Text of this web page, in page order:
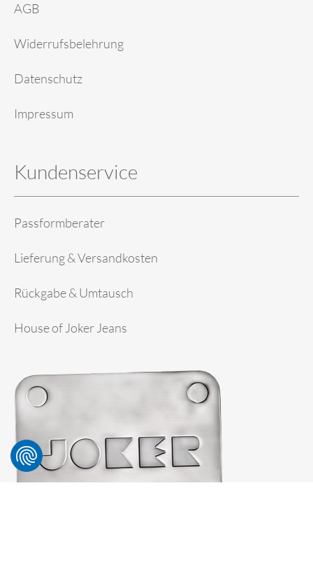
AGB
Widerrufsbelehrung
Datenschutz
Impressum
Kundenservice
Passformberater
Lieferung & Versandkosten
Rückgabe & Umtausch
House of Joker Jeans